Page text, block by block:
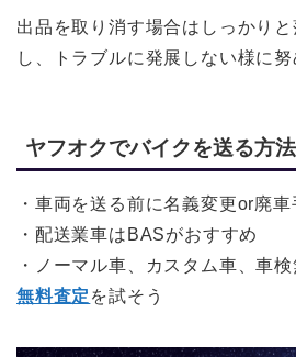
出品を取り消す場合はしっかり
し、トラブルに発展しない様に努
ヤフオクでバイクを送る方
・車両を送る前に名義変更or廃車
・配送業車はBASがおすすめ
・ノーマル車、カスタム車、車
無料査定 を試そう